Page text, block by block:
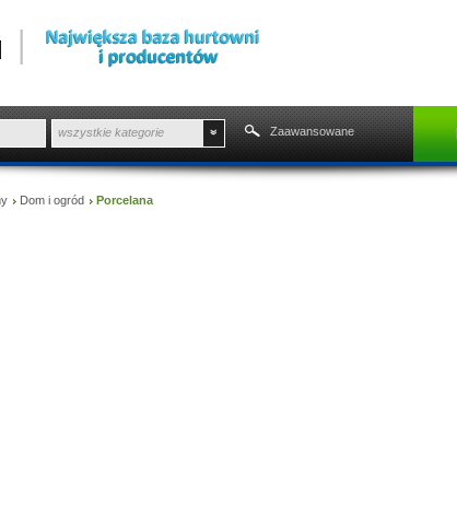
wszystkie kategorie Zaawansowane
Dom i ogród Porcelana